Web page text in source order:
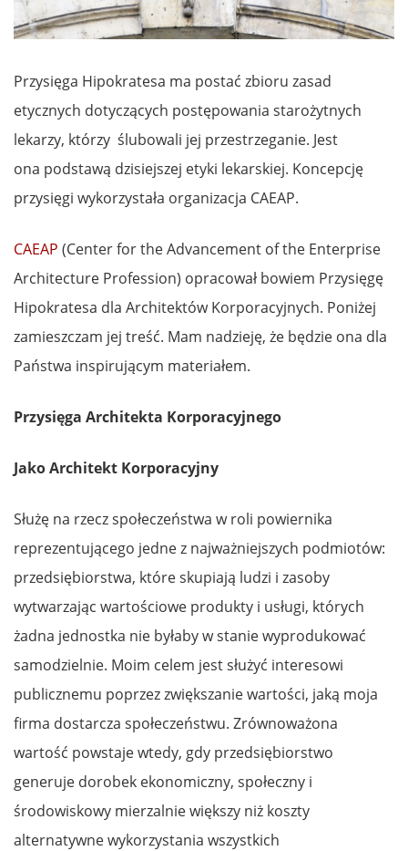
Przysięga Hipokratesa ma postać zbioru zasad
etycznych dotyczących postępowania starożytnych
lekarzy, którzy ślubowali jej przestrzeganie. Jest
ona podstawą dzisiejszej etyki lekarskiej. Koncepcję
przysięgi wykorzystała organizacja CAEAP.
CAEAP (Center for the Advancement of the Enterprise
Architecture Profession) opracował bowiem Przysięgę
Hipokratesa dla Architektów Korporacyjnych. Poniżej
zamieszczam jej treść. Mam nadzieję, że będzie ona dla
Państwa inspirującym materiałem.
Przysięga Architekta Korporacyjnego
Jako Architekt Korporacyjny
Służę na rzecz społeczeństwa w roli powiernika
reprezentującego jedne z najważniejszych podmiotów:
przedsiębiorstwa, które skupiają ludzi i zasoby
wytwarzając wartościowe produkty i usługi, których
żadna jednostka nie byłaby w stanie wyprodukować
samodzielnie. Moim celem jest służyć interesowi
publicznemu poprzez zwiększanie wartości, jaką moja
firma dostarcza społeczeństwu. Zrównoważona
wartość powstaje wtedy, gdy przedsiębiorstwo
generuje dorobek ekonomiczny, społeczny i
środowiskowy mierzalnie większy niż koszty
alternatywne wykorzystania wszystkich